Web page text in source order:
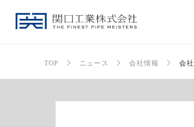
TOP ニュース 会社情報 会